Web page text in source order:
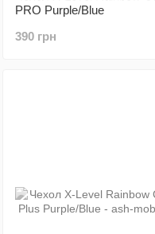
PRO Purple/Blue
390 грн